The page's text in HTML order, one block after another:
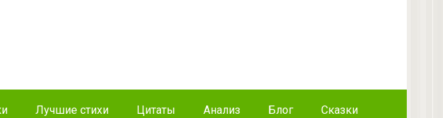
Лучшие стихи Цитаты Анализ Блог Сказки